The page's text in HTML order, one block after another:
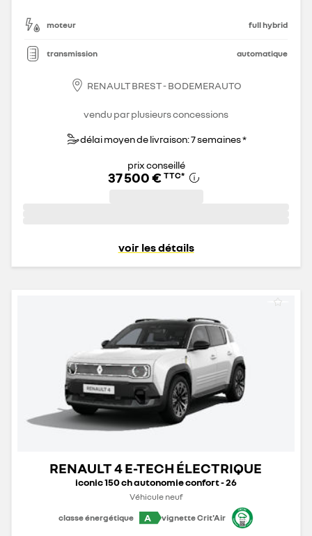
moteur full hybrid
transmission automatique
RENAULT BREST - BODEMERAUTO
vendu par plusieurs concessions
délai moyen de livraison: 7 semaines *
prix conseillé
37 500 € TTC*
voir les détails
RENAULT 4 E-TECH ÉLECTRIQUE
iconic 150 ch autonomie confort - 26
Véhicule neuf
classe énergétique
A vignette Crit'Air